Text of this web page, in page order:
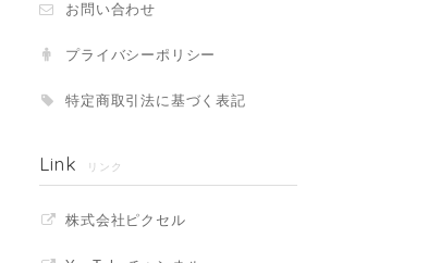
お問い合わせ
プライバシーポリシー
特定商取引法に基づく表記
Link リンク
株式会社ピクセル